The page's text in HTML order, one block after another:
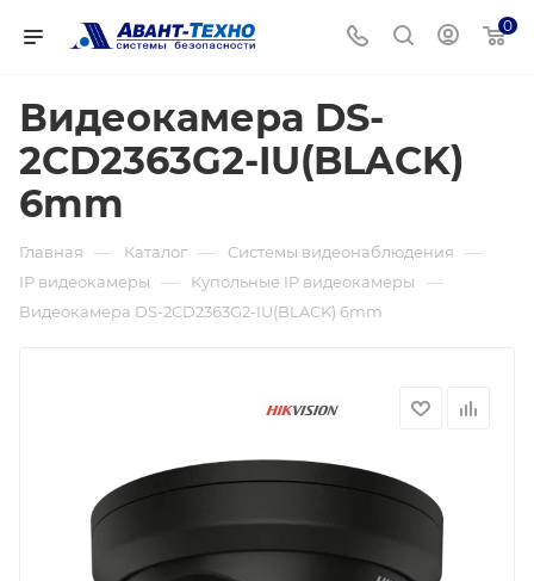
0
Видеокамера DS-
2CD2363G2-IU(BLACK)
6mm
Главная — Каталог — Системы видеонаблюдения —
IP видеокамеры — Купольные IP видеокамеры —
Видеокамера DS-2CD2363G2-IU(BLACK) 6mm